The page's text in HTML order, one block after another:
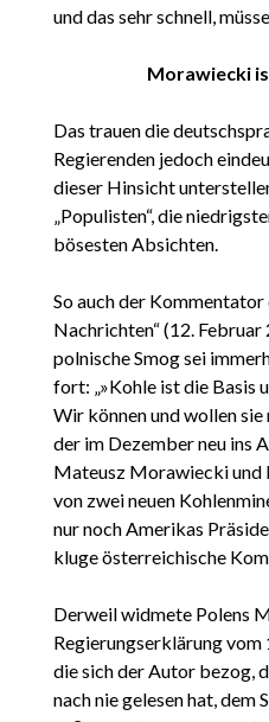
und das sehr schnell,
Morawiecki
Das trauen die
Regierenden jedoch
dieser Hinsicht
„Populisten“, die
bösesten Absichten.
So auch der Kommentator
Nachrichten“ (12.
polnische Smog sei
fort: „»Kohle ist die Basis
Wir können und wollen
der im Dezember neu ins
Mateusz Morawiecki und
von zwei neuen
nur noch Amerikas
kluge österreichische
Derweil widmete Polens
Regierungserklärung
die sich der Autor bezog,
nach nie gelesen hat, dem